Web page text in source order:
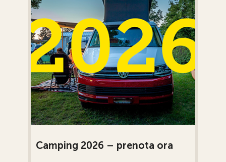
Camping 2026 – prenota ora